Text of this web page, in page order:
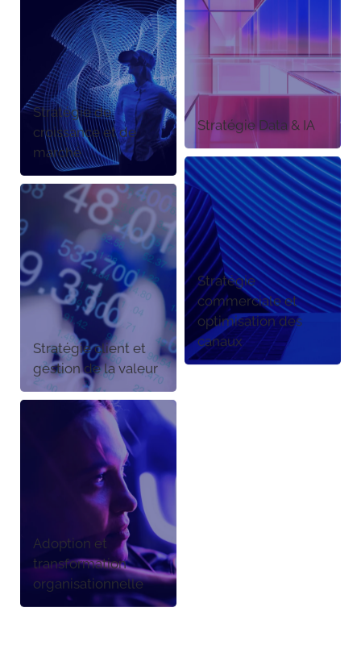
Stratégie de
croissance et de
marché
Stratégie Data & IA
Stratégie client et
gestion de la valeur
Stratégie
commerciale et
optimisation des
canaux
Adoption et
transformation
organisationnelle